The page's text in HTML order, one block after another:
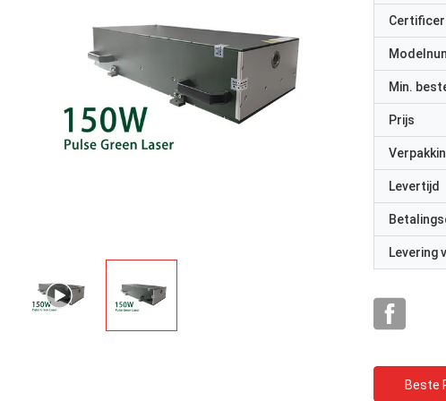
Min.
Prijs
Levertijd
Levering
Beste